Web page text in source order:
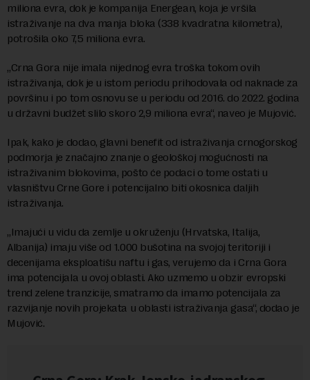
miliona evra, dok je kompanija Energean, koja je vršila
istraživanje na dva manja bloka (338 kvadratna kilometra),
potrošila oko 7,5 miliona evra.
„Crna Gora nije imala nijednog evra troška tokom ovih
istraživanja, dok je u istom periodu prihodovala od naknade za
površinu i po tom osnovu se u periodu od 2016. do 2022. godina
u državni budžet slilo skoro 2,9 miliona evra“, naveo je Mujović.
Ipak, kako je dodao, glavni benefit od istraživanja crnogorskog
podmorja je značajno znanje o geološkoj mogućnosti na
istraživanim blokovima, pošto će podaci o tome ostati u
vlasništvu Crne Gore i potencijalno biti okosnica daljih
istraživanja.
„Imajući u vidu da zemlje u okruženju (Hrvatska, Italija,
Albanija) imaju više od 1.000 bušotina na svojoj teritoriji i
decenijama eksploatišu naftu i gas, verujemo da i Crna Gora
ima potencijala u ovoj oblasti. Ako uzmemo u obzir evropski
trend zelene tranzicije, smatramo da imamo potencijala za
razvijanje novih projekata u oblasti istraživanja gasa“, dodao je
Mujović.